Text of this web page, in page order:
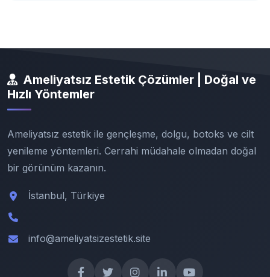
Ameliyatsız Estetik Çözümler | Doğal ve
Hızlı Yöntemler
Ameliyatsız estetik ile gençleşme, dolgu, botoks ve cilt
yenileme yöntemleri. Cerrahi müdahale olmadan doğal
bir görünüm kazanın.
İstanbul, Türkiye
info@ameliyatsizestetik.site